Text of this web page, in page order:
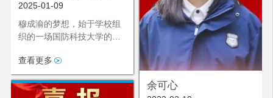
是努力翻山越岭
2025-01-09
穆成渝的梦想，始于学校组
织的一场国防科技大学的讲
赫然显现“铸剑国防”四个大
字，一束名为梦想的光，瞬
间穿透穆成渝的心房。那一
查看更多
余可心